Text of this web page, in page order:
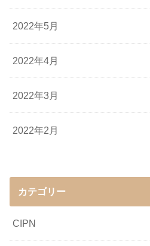
2022年5月
2022年4月
2022年3月
2022年2月
カテゴリー
CIPN